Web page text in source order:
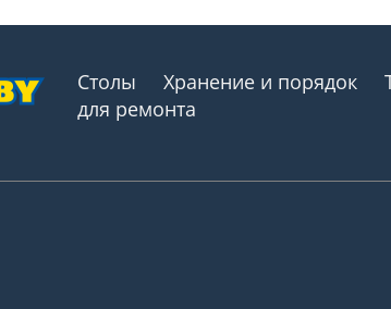
Столы Хранение и порядок
для ремонта